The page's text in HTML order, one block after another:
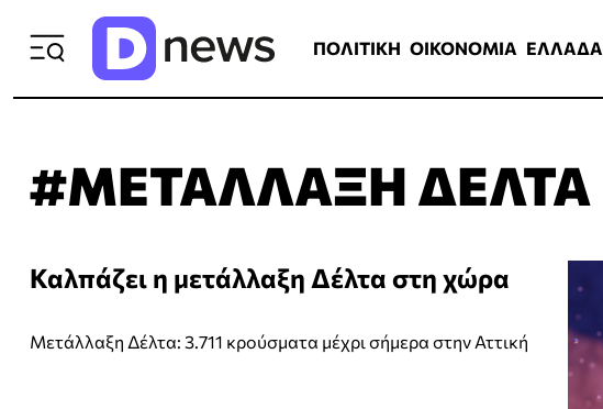
ΠΟΛΙΤΙΚΗ ΟΙΚΟΝΟΜΙΑ ΕΛΛΑΔΑ
#ΜΕΤΑΛΛΑΞΗ ΔΕΛΤΑ
Καλπάζει η μετάλλαξη Δέλτα στη χώρα
Μετάλλαξη Δέλτα: 3.711 κρούσματα μέχρι σήμερα στην Αττική